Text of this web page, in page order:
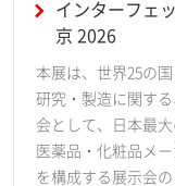
インターフェ
京 2026
本展は、世界25の
研究・製造に関す
会として、日本最
医薬品・化粧品メ
を構成する展示会